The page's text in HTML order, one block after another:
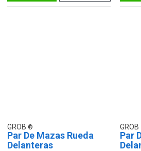
GROB
Par De Mazas Rueda
Delanteras
GROB
Par